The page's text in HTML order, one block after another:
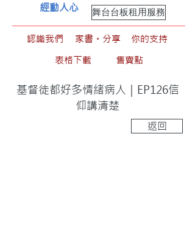
舞台台板租用服務
經動人心
認識我們 家書。分享
你的支持
表格下載
售賣點
基督徒都好多情緒病人｜EP126信
仰講清楚
返回